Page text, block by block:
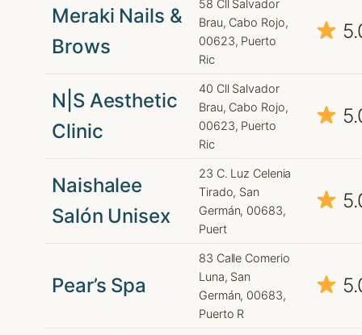
Meraki Nails &
Brows
58 Cll Salvador
Brau, Cabo Rojo,
00623, Puerto
Ric
N|S Aesthetic
Clinic
40 Cll Salvador
Brau, Cabo Rojo,
00623, Puerto
Ric
Naishalee
Salón Unisex
23 C. Luz Celenia
Tirado, San
Germán, 00683,
Puert
Pear’s Spa
83 Calle Comerio
Luna, San
Germán, 00683,
Puerto R